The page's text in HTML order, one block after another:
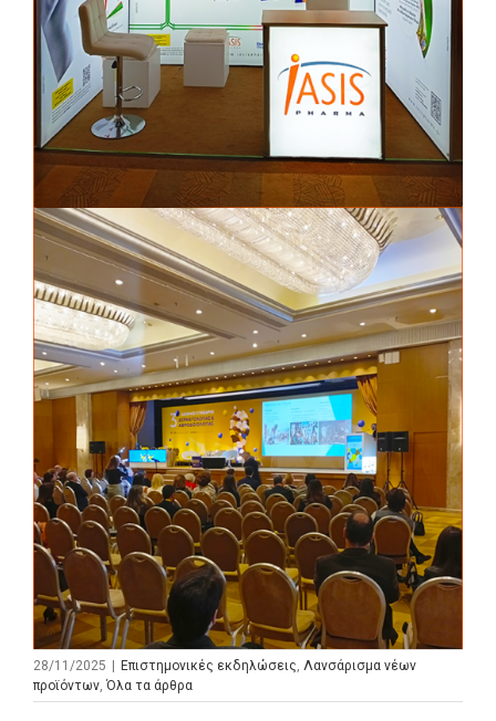
28/11/2025 Επιστημονικές εκδηλώσεις, Λανσάρισμα νέων
προϊόντων, Όλα τα άρθρα